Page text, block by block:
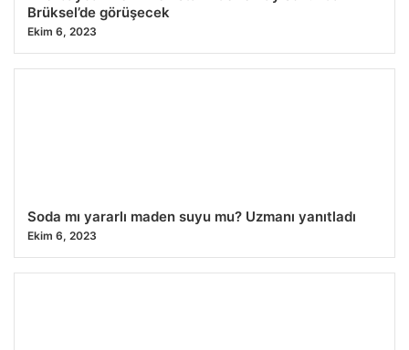
Brüksel’de görüşecek
Ekim 6, 2023
Soda mı yararlı maden suyu mu? Uzmanı yanıtladı
Ekim 6, 2023